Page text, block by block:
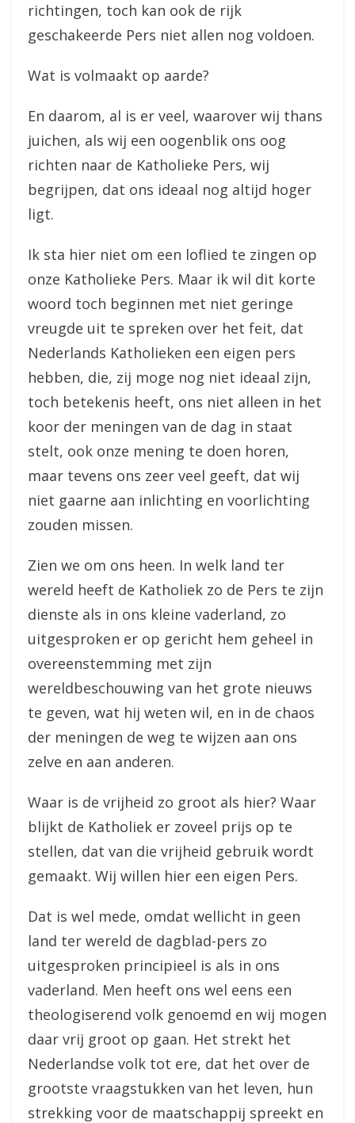
richtingen, toch kan ook de rijk
geschakeerde Pers niet allen nog voldoen.
Wat is volmaakt op aarde?
En daarom, al is er veel, waarover wij thans
juichen, als wij een oogenblik ons oog
richten naar de Katholieke Pers, wij
begrijpen, dat ons ideaal nog altijd hoger
ligt.
Ik sta hier niet om een loflied te zingen op
onze Katholieke Pers. Maar ik wil dit korte
woord toch beginnen met niet geringe
vreugde uit te spreken over het feit, dat
Nederlands Katholieken een eigen pers
hebben, die, zij moge nog niet ideaal zijn,
toch betekenis heeft, ons niet alleen in het
koor der meningen van de dag in staat
stelt, ook onze mening te doen horen,
maar tevens ons zeer veel geeft, dat wij
niet gaarne aan inlichting en voorlichting
zouden missen.
Zien we om ons heen. In welk land ter
wereld heeft de Katholiek zo de Pers te zijn
dienste als in ons kleine vaderland, zo
uitgesproken er op gericht hem geheel in
overeenstemming met zijn
wereldbeschouwing van het grote nieuws
te geven, wat hij weten wil, en in de chaos
der meningen de weg te wijzen aan ons
zelve en aan anderen.
Waar is de vrijheid zo groot als hier? Waar
blijkt de Katholiek er zoveel prijs op te
stellen, dat van die vrijheid gebruik wordt
gemaakt. Wij willen hier een eigen Pers.
Dat is wel mede, omdat wellicht in geen
land ter wereld de dagblad-pers zo
uitgesproken principieel is als in ons
vaderland. Men heeft ons wel eens een
theologiserend volk genoemd en wij mogen
daar vrij groot op gaan. Het strekt het
Nederlandse volk tot ere, dat het over de
grootste vraagstukken van het leven, hun
strekking voor de maatschappij spreekt en